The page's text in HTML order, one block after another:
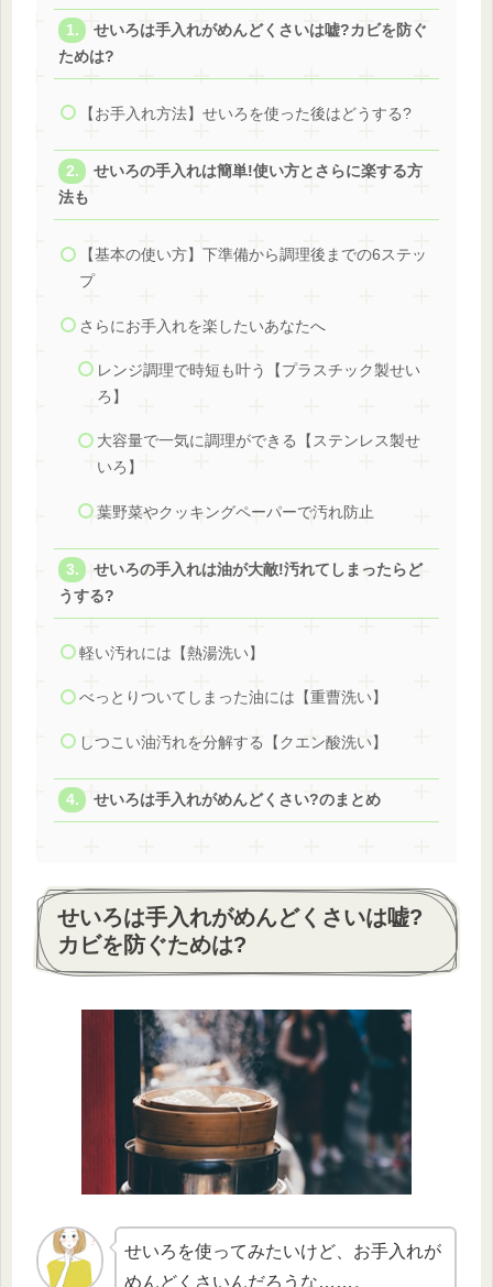
せいろは手入れがめんどくさいは嘘?カビを防ぐ
ためは?
【お手入れ方法】せいろを使った後はどうする?
せいろの手入れは簡単!使い方とさらに楽する方
法も
【基本の使い方】下準備から調理後までの6ステッ
プ
さらにお手入れを楽したいあなたへ
レンジ調理で時短も叶う【プラスチック製せい
ろ】
大容量で一気に調理ができる【ステンレス製せ
いろ】
葉野菜やクッキングペーパーで汚れ防止
せいろの手入れは油が大敵!汚れてしまったらど
うする?
軽い汚れには【熱湯洗い】
べっとりついてしまった油には【重曹洗い】
しつこい油汚れを分解する【クエン酸洗い】
せいろは手入れがめんどくさい?のまとめ
せいろは手入れがめんどくさいは嘘?
カビを防ぐためは?
せいろを使ってみたいけど、お手入れが
めんどくさいんだろうな……。